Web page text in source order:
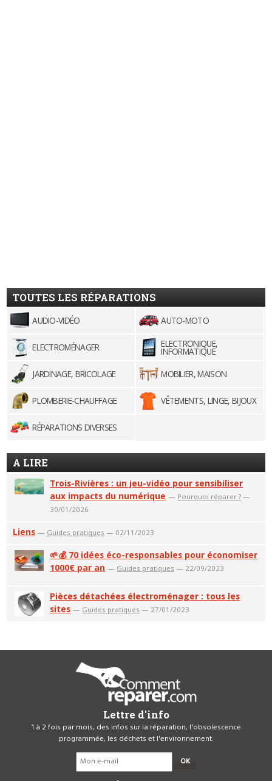
TOUTES LES RÉPARATIONS
AUDIO-VIDÉO AUTO-MOTO
ELECTROMÉNAGER ELECTRONIQUE,
INFORMATIQUE
JARDINAGE, BRICOLAGE
MOBILIER, MAISON
PLOMBERIE-CHAUFFAGE VÊTEMENTS, LINGE, BIJOUX
RÉPARATIONS DIVERSES
A LIRE
Trois-Rivières : un jeu-vidéo pour sensibiliser
aux impacts du numérique — Pourquoi réparer ? —
30/01/2026
Liens — Guides pratiques — 02/11/2023
🌱💰 70 idées éco-responsables pour économiser
1000€ par an — Guides pratiques — 22/09/2023
Pièces détachées électroménager : tous les
sites — Guides pratiques — 27/01/2023
Lettre d'info
1 à 2 fois par mois, des infos sur la réparation, l'obsolescence
programmée, les déchets et l'environnement.
OK